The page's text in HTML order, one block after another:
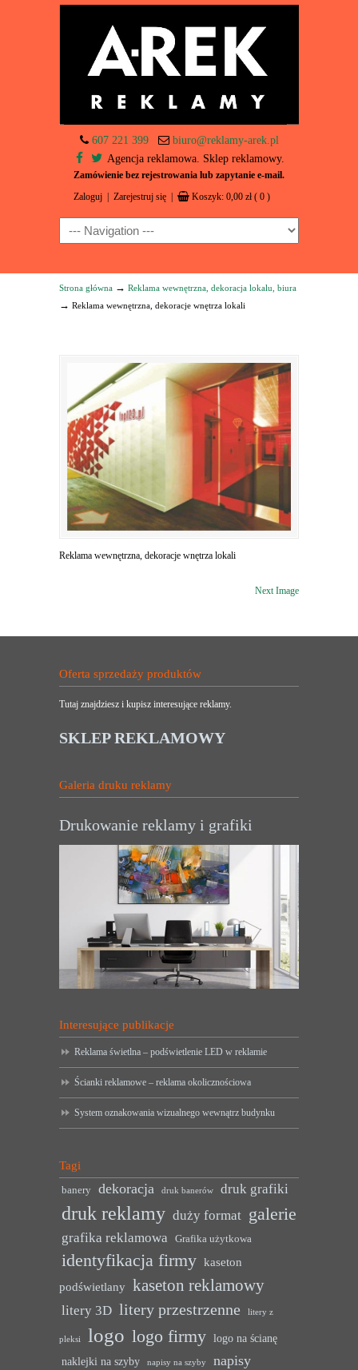
607 221 399
biuro@reklamy-arek.pl
Agencja reklamowa. Sklep reklamowy.
Zamówienie bez rejestrowania lub zapytanie e-mail.
Zaloguj Zarejestruj się Koszyk: 0,00 zł ( 0 )
Navigation
Strona główna → Reklama wewnętrzna, dekoracja lokalu, biura
→ Reklama wewnętrzna, dekoracje wnętrza lokali
Reklama wewnętrzna, dekoracje wnętrza lokali
Next Image
Oferta sprzedaży produktów
Tutaj znajdziesz i kupisz interesujące reklamy.
SKLEP REKLAMOWY
Galeria druku reklamy
Drukowanie reklamy i grafiki
Interesujące publikacje
Reklama świetlna – podświetlenie LED w reklamie
Ścianki reklamowe – reklama okolicznościowa
System oznakowania wizualnego wewnątrz budynku
Tagi
banery dekoracja druk banerów druk grafiki
druk reklamy duży format galerie
grafika reklamowa Grafika użytkowa
identyfikacja firmy kaseton
podświetlany kaseton reklamowy
litery 3D litery przestrzenne litery z
pleksi logo logo firmy logo na ścianę
naklejki na szyby
napisy na szyby
napisy